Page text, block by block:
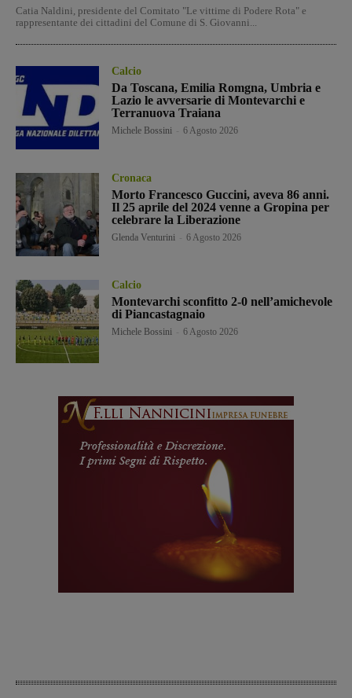
Catia Naldini, presidente del Comitato "Le vittime di Podere Rota" e
rappresentante dei cittadini del Comune di S. Giovanni...
Calcio
Da Toscana, Emilia Romgna, Umbria e
Lazio le avversarie di Montevarchi e
Terranuova Traiana
Michele Bossini 6 Agosto 2026
Cronaca
Morto Francesco Guccini, aveva 86 anni.
Il 25 aprile del 2024 venne a Gropina per
celebrare la Liberazione
Glenda Venturini 6 Agosto 2026
Calcio
Montevarchi sconfitto 2-0 nell’amichevole
di Piancastagnaio
Michele Bossini 6 Agosto 2026